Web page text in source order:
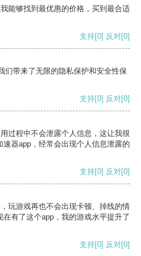
能够找到最优惠的价格，买到最合适
支持[0] 反对[0]
们带来了无限的隐私保护和安全性保
支持[0] 反对[0]
过程中不会泄露个人信息，这让我很
器app，经常会出现个人信息泄露的
支持[0] 反对[0]
玩游戏再也不会出现卡顿、掉线的情
有了这个app，我的游戏水平提升了
支持[0] 反对[0]